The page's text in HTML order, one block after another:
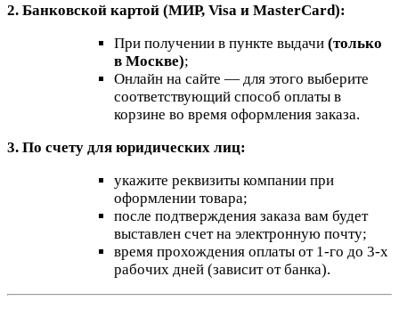
2. Банковской картой (МИР, Visa и MasterCard):
При получении в пункте выдачи (только
в Москве);
Онлайн на сайте — для этого выберите
соответствующий способ оплаты в
корзине во время оформления заказа.
3. По счету для юридических лиц:
укажите реквизиты компании при
оформлении товара;
после подтверждения заказа вам будет
выставлен счет на электронную почту;
время прохождения оплаты от 1-го до 3-х
рабочих дней (зависит от банка).